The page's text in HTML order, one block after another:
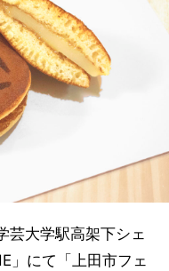
芸大学駅高架下シェ
」にて「上田市フェ